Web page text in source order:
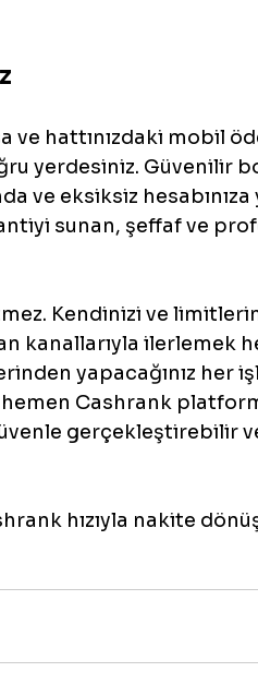
ve hattınızdaki mobil
yerdesiniz. Güvenilir
ve eksiksiz hesabınıza
sunan, şeffaf ve
Kendinizi ve
kanallarıyla ilerlemek
yapacağınız her
hemen Cashrank
gerçekleştirebilir
hızıyla nakite